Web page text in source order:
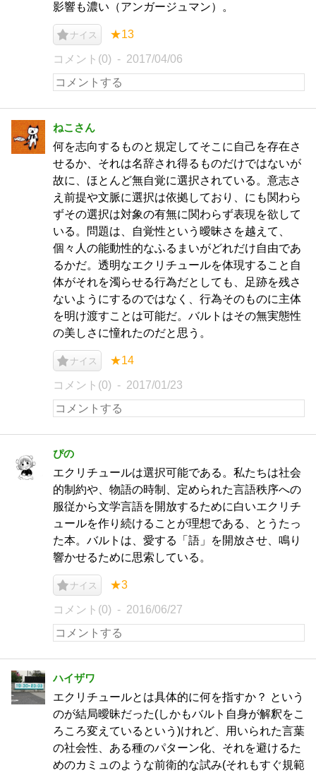
影響も濃い（アンガージュマン）。
ナイス ★13
コメント(0) 2017/04/06
ねこさん
何を志向するものと規定してそこに自己を存在さ
せるか、それは名辞され得るものだけではないが
故に、ほとんど無自覚に選択されている。意志さ
え前提や文脈に選択は依拠しており、にも関わら
ずその選択は対象の有無に関わらず表現を欲して
いる。問題は、自覚性という曖昧さを越えて、
個々人の能動性的なふるまいがどれだけ自由であ
るかだ。透明なエクリチュールを体現すること自
体がそれを濁らせる行為だとしても、足跡を残さ
ないようにするのではなく、行為そのものに主体
を明け渡すことは可能だ。バルトはその無実態性
の美しさに憧れたのだと思う。
ナイス ★14
コメント(0) 2017/01/23
ぴの
エクリチュールは選択可能である。私たちは社会
的制約や、物語の時制、定められた言語秩序への
服従から文学言語を開放するために白いエクリチ
ュールを作り続けることが理想である、とうたっ
た本。バルトは、愛する「語」を開放させ、鳴り
響かせるために思索している。
ナイス ★3
コメント(0) 2016/06/27
ハイザワ
エクリチュールとは具体的に何を指すか？ という
のが結局曖昧だった(しかもバルト自身が解釈をこ
ろころ変えているという)けれど、用いられた言葉
の社会性、ある種のパターン化、それを避けるた
めのカミュのような前衛的な試み(それもすぐ規範